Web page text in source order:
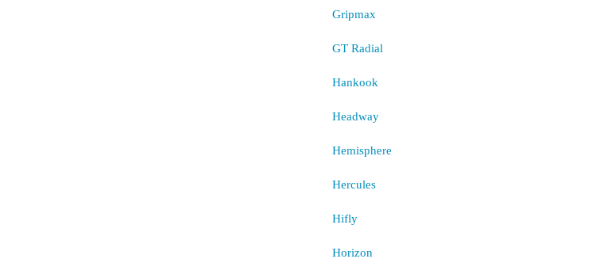
Gripmax
GT Radial
Hankook
Headway
Hemisphere
Hercules
Hifly
Horizon